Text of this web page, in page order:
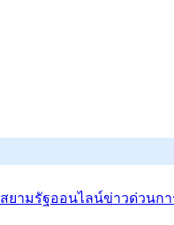
สยามรัฐออนไลน์ข่าวด่วนก